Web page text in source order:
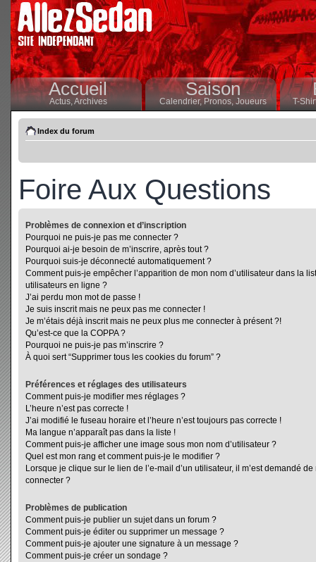
Accueil
Actus,Archives
Saison
Calendrier,Pronos, Joueurs T-
Index du forum
Foire Aux Questions
Problèmes de connexion et d’inscription
Pourquoi ne puis-je pas me connecter ?
Pourquoi ai-je besoin de m’inscrire, après tout ?
Pourquoi suis-je déconnecté automatiquement ?
Comment puis-je empêcher l’apparition de mon nom d’utilisateur dans la
utilisateurs en ligne ?
J’ai perdu mon mot de passe !
Je suis inscrit mais ne peux pas me connecter !
Je m’étais déjà inscrit mais ne peux plus me connecter à présent ?!
Qu’est-ce que la COPPA ?
Pourquoi ne puis-je pas m’inscrire ?
À quoi sert “Supprimer tous les cookies du forum” ?
Préférences et réglages des utilisateurs
Comment puis-je modifier mes réglages ?
L’heure n’est pas correcte !
J’ai modifié le fuseau horaire et l’heure n’est toujours pas correcte !
Ma langue n’apparaît pas dans la liste !
Comment puis-je afficher une image sous mon nom d’utilisateur ?
Quel est mon rang et comment puis-je le modifier ?
Lorsque je clique sur le lien de l’e-mail d’un utilisateur, il m’est demandé de
connecter ?
Problèmes de publication
Comment puis-je publier un sujet dans un forum ?
Comment puis-je éditer ou supprimer un message ?
Comment puis-je ajouter une signature à un message ?
Comment puis-je créer un sondage ?